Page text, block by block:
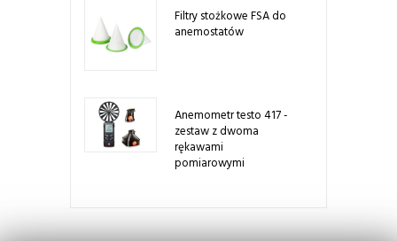
Filtry stożkowe FSA do
anemostatów
Anemometr testo 417 -
zestaw z dwoma
rękawami
pomiarowymi